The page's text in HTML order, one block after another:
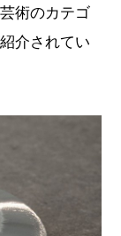
術のカテゴ
介されてい